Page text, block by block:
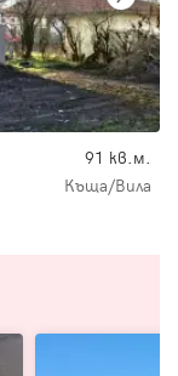
91 кв.м.
Къща/Вила